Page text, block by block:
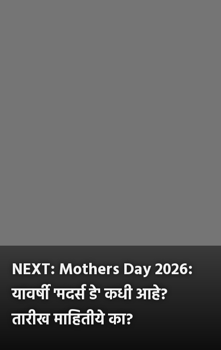
NEXT: Mothers Day 2026:
यावर्षी 'मदर्स डे' कधी आहे?
तारीख माहितीये का?